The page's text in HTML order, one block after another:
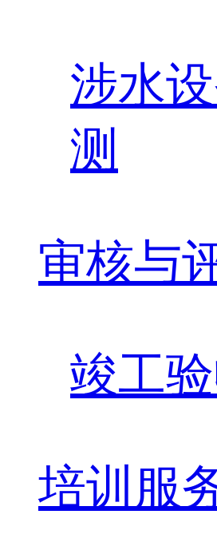
涉水
测
审核与
竣工
培训服